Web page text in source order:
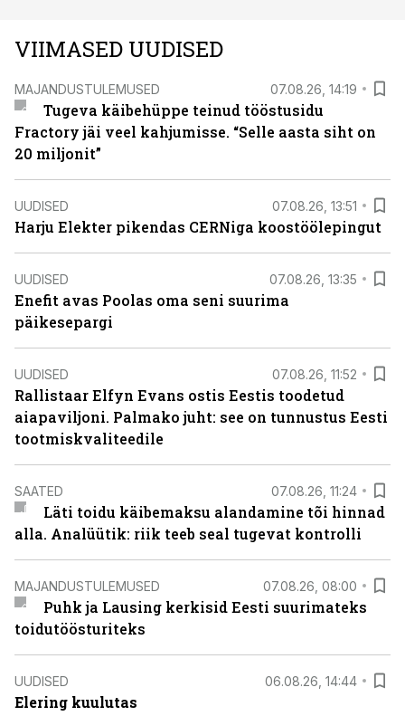
VIIMASED UUDISED
MAJANDUSTULEMUSED 07.08.26, 14:19
Tugeva käibehüppe teinud tööstusidu
Fractory jäi veel kahjumisse. “Selle aasta siht on
20 miljonit”
UUDISED 07.08.26, 13:51
Harju Elekter pikendas CERNiga koostöölepingut
UUDISED 07.08.26, 13:35
Enefit avas Poolas oma seni suurima
päikesepargi
UUDISED 07.08.26, 11:52
Rallistaar Elfyn Evans ostis Eestis toodetud
aiapaviljoni. Palmako juht: see on tunnustus Eesti
tootmiskvaliteedile
SAATED 07.08.26, 11:24
Läti toidu käibemaksu alandamine tõi hinnad
alla. Analüütik: riik teeb seal tugevat kontrolli
MAJANDUSTULEMUSED 07.08.26, 08:00
Puhk ja Lausing kerkisid Eesti suurimateks
toidutöösturiteks
UUDISED 06.08.26, 14:44
Elering kuulutas